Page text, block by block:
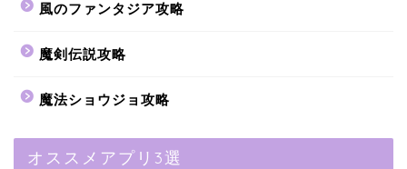
風のファンタジア攻略
魔剣伝説攻略
魔法ショウジョ攻略
オススメアプリ3選